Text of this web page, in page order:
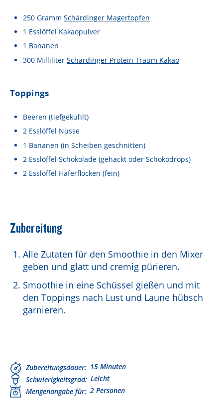
Nachhaltigkeitsbericht
Lebensmittel sind kostbar!
Verantwortungsvoller Milchgenuss
Über Schärdinger
Molkerei Märkte
Aktuelle Links
250 Gramm Schärdinger Magertopfen
1 Esslöffel Kakaopulver
1 Bananen
300 Milliliter Schärdinger Protein Traum Kakao
Toppings
Beeren (tiefgekühlt)
2 Esslöffel Nüsse
1 Bananen (in Scheiben geschnitten)
2 Esslöffel Schokolade (gehackt oder Schokodrops)
2 Esslöffel Haferflocken (fein)
Zubereitung
Alle Zutaten für den Smoothie in den Mixer
geben und glatt und cremig pürieren.
Smoothie in eine Schüssel gießen und mit
den Toppings nach Lust und Laune hübsch
garnieren.
Zubereitungsdauer
15 Minuten
Schwierigkeitsgrad Leicht
Mengenangabe für 2 Personen